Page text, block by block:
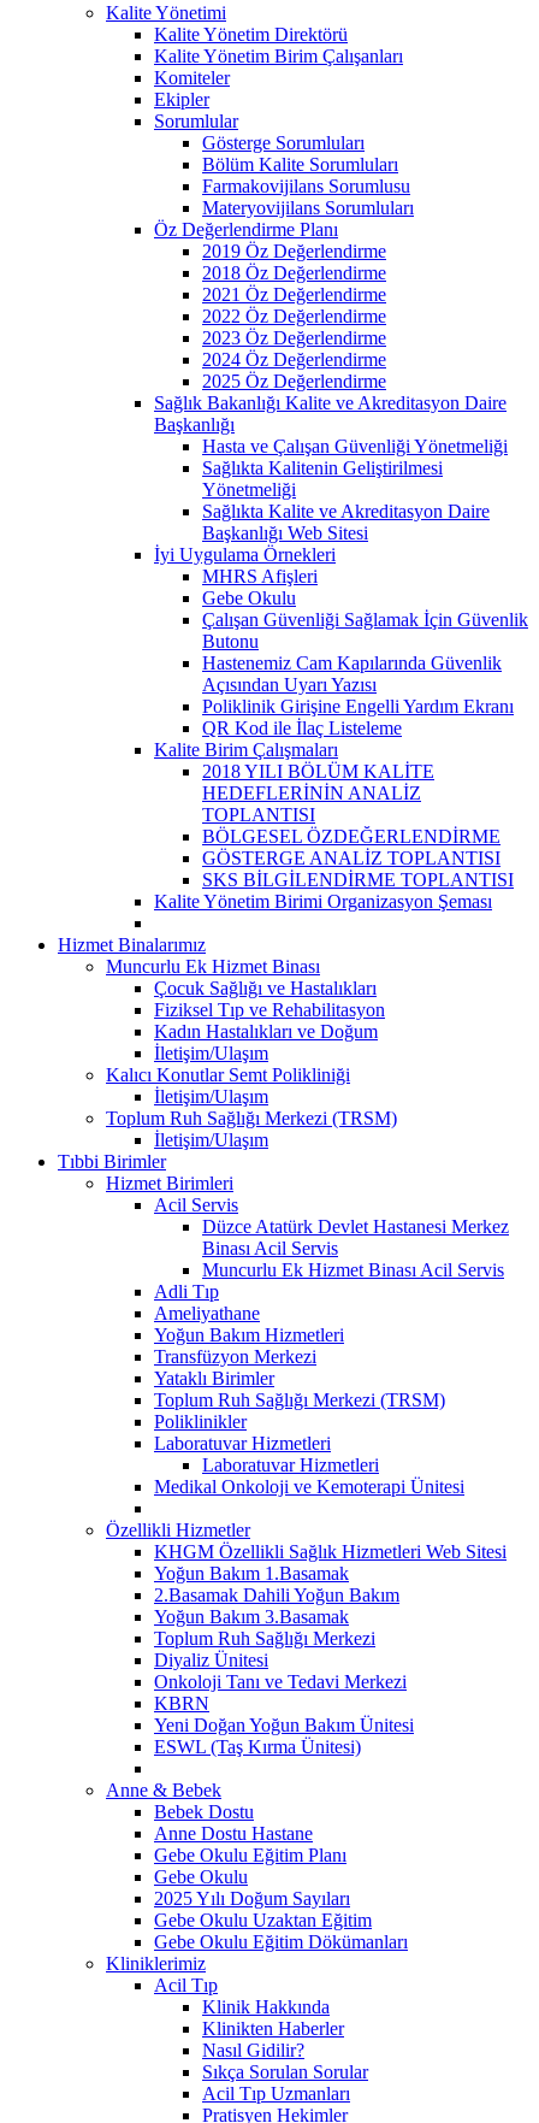
Kalite Yönetimi
Kalite Yönetim Direktörü
Kalite Yönetim Birim Çalışanları
Komiteler
Ekipler
Sorumlular
Gösterge Sorumluları
Bölüm Kalite Sorumluları
Farmakovijilans Sorumlusu
Materyovijilans Sorumluları
Öz Değerlendirme Planı
2019 Öz Değerlendirme
2018 Öz Değerlendirme
2021 Öz Değerlendirme
2022 Öz Değerlendirme
2023 Öz Değerlendirme
2024 Öz Değerlendirme
2025 Öz Değerlendirme
Sağlık Bakanlığı Kalite ve Akreditasyon Daire
Başkanlığı
Hasta ve Çalışan Güvenliği Yönetmeliği
Sağlıkta Kalitenin Geliştirilmesi
Yönetmeliği
Sağlıkta Kalite ve Akreditasyon Daire
Başkanlığı Web Sitesi
İyi Uygulama Örnekleri
MHRS Afişleri
Gebe Okulu
Çalışan Güvenliği Sağlamak İçin Güvenlik
Butonu
Hastenemiz Cam Kapılarında Güvenlik
Açısından Uyarı Yazısı
Poliklinik Girişine Engelli Yardım Ekranı
QR Kod ile İlaç Listeleme
Kalite Birim Çalışmaları
2018 YILI BÖLÜM KALİTE
HEDEFLERİNİN ANALİZ
TOPLANTISI
BÖLGESEL ÖZDEĞERLENDİRME
GÖSTERGE ANALİZ TOPLANTISI
SKS BİLGİLENDİRME TOPLANTISI
Kalite Yönetim Birimi Organizasyon Şeması
Hizmet Binalarımız
Muncurlu Ek Hizmet Binası
Çocuk Sağlığı ve Hastalıkları
Fiziksel Tıp ve Rehabilitasyon
Kadın Hastalıkları ve Doğum
İletişim/Ulaşım
Kalıcı Konutlar Semt Polikliniği
İletişim/Ulaşım
Toplum Ruh Sağlığı Merkezi (TRSM)
İletişim/Ulaşım
Tıbbi Birimler
Hizmet Birimleri
Acil Servis
Düzce Atatürk Devlet Hastanesi Merkez
Binası Acil Servis
Muncurlu Ek Hizmet Binası Acil Servis
Adli Tıp
Ameliyathane
Yoğun Bakım Hizmetleri
Transfüzyon Merkezi
Yataklı Birimler
Toplum Ruh Sağlığı Merkezi (TRSM)
Poliklinikler
Laboratuvar Hizmetleri
Laboratuvar Hizmetleri
Medikal Onkoloji ve Kemoterapi Ünitesi
Özellikli Hizmetler
KHGM Özellikli Sağlık Hizmetleri Web Sitesi
Yoğun Bakım 1.Basamak
2.Basamak Dahili Yoğun Bakım
Yoğun Bakım 3.Basamak
Toplum Ruh Sağlığı Merkezi
Diyaliz Ünitesi
Onkoloji Tanı ve Tedavi Merkezi
KBRN
Yeni Doğan Yoğun Bakım Ünitesi
ESWL (Taş Kırma Ünitesi)
Anne & Bebek
Bebek Dostu
Anne Dostu Hastane
Gebe Okulu Eğitim Planı
Gebe Okulu
2025 Yılı Doğum Sayıları
Gebe Okulu Uzaktan Eğitim
Gebe Okulu Eğitim Dökümanları
Kliniklerimiz
Acil Tıp
Klinik Hakkında
Klinikten Haberler
Nasıl Gidilir?
Sıkça Sorulan Sorular
Acil Tıp Uzmanları
Pratisyen Hekimler